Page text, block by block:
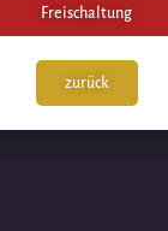
Freischaltung
zurück